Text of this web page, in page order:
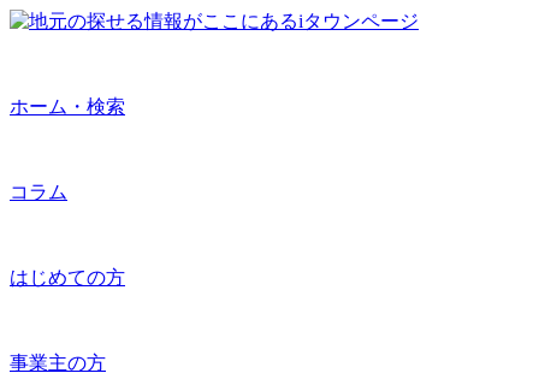
ホーム・検索
コラム
はじめての方
事業主の方